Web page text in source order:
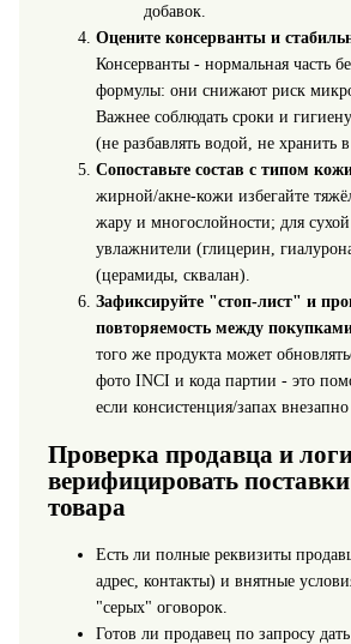
добавок.
Оцените консерванты и
Консерванты - нормальная часть
формулы: они снижают риск
Важнее соблюдать сроки и
(не разбавлять водой, не хранить в
Сопоставьте состав с типом
жирной/акне-кожи избегайте
жару и многослойности; для
увлажнители (глицерин,
(церамиды, сквалан).
Зафиксируйте "стоп-лист" и
повторяемость между
того же продукта может
фото INCI и кода партии - это
если консистенция/запах
Проверка продавца и
верифицировать
товара
Есть ли полные реквизиты
адрес, контакты) и внятные
"серых" оговорок.
Готов ли продавец по запросу